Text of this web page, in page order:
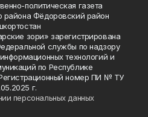
политическая газета
района Фёдоровский район
зори» зарегистрирована
службы по надзору
технологий и
по Республике
номер ПИ № ТУ
г.
персональных данных